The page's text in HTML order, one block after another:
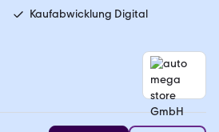
Kaufabwicklung Digital